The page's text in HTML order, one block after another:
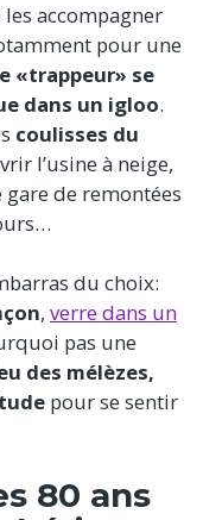
accompagner
pour une
«trappeur» se
dans un igloo.
coulisses du
l’usine à neige,
gare de remontées
du choix:
, verre dans un
pas une
des mélèzes,
pour se sentir
80 ans